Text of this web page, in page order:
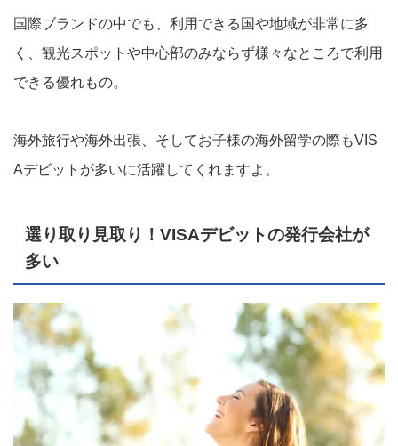
国際ブランドの中でも、利用できる国や地域が非常に多
く、観光スポットや中心部のみならず様々なところで利用
できる優れもの。
海外旅行や海外出張、そしてお子様の海外留学の際もVIS
Aデビットが多いに活躍してくれますよ。
選り取り見取り！VISAデビットの発行会社が
多い